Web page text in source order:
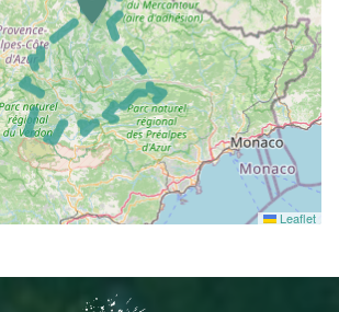
Leaflet